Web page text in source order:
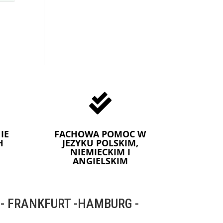

FACHOWA POMOC W
JEZYKU POLSKIM,
NIEMIECKIM I
ANGIELSKIM
FRANKFURT -HAMBURG -